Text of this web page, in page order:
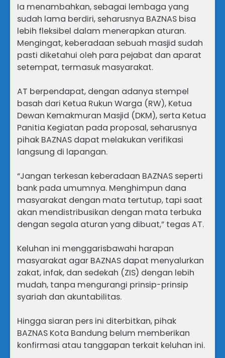
Ia menambahkan, sebagai lembaga yang
sudah lama berdiri, seharusnya BAZNAS bisa
lebih fleksibel dalam menerapkan aturan.
Mengingat, keberadaan sebuah masjid sudah
pasti diketahui oleh para pejabat dan aparat
setempat, termasuk masyarakat.
AT berpendapat, dengan adanya stempel
basah dari Ketua Rukun Warga (RW), Ketua
Dewan Kemakmuran Masjid (DKM), serta Ketua
Panitia Kegiatan pada proposal, seharusnya
pihak BAZNAS dapat melakukan verifikasi
langsung di lapangan.
“Jangan terkesan keberadaan BAZNAS seperti
bank pada umumnya. Menghimpun dana
masyarakat dengan mata tertutup, tapi saat
akan mendistribusikan dengan mata terbuka
dengan segala aturan yang dibuat,” tegas AT.
Keluhan ini menggarisbawahi harapan
masyarakat agar BAZNAS dapat menyalurkan
zakat, infak, dan sedekah (ZIS) dengan lebih
mudah, tanpa mengurangi prinsip-prinsip
syariah dan akuntabilitas.
Hingga siaran pers ini diterbitkan, pihak
BAZNAS Kota Bandung belum memberikan
konfirmasi atau tanggapan terkait keluhan ini.